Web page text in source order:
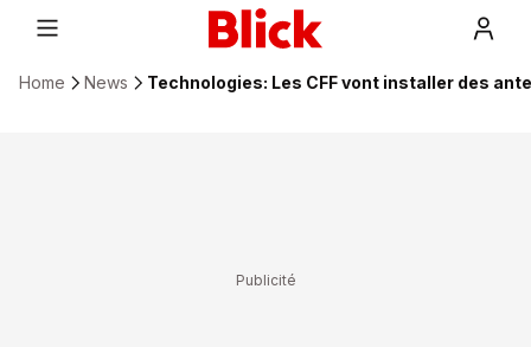
Home News Technologies: Les CFF vont installer des